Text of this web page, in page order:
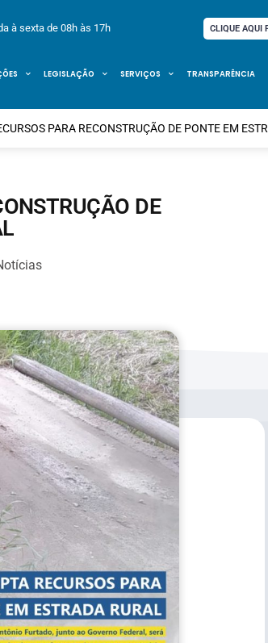
à sexta de 08h às 17h CLIQUE AQUI
LEGISLAÇÃO SERVIÇOS TRANSPARÊNCIA
PARA RECONSTRUÇÃO DE PONTE EM
DE